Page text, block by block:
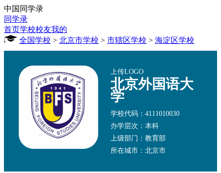
中国同学录
同学录
首页学校校友我的
全国学校 > 北京市学校 > 市辖区学校 > 海淀区学校
上传LOGO
北京外国语大
学
学校代码：4111010030
办学层次：本科
上级部门：教育部
所在城市：北京市